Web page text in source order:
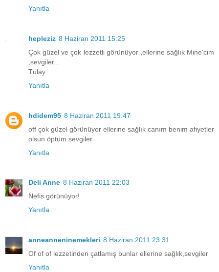
Yanıtla
hepleziz 8 Haziran 2011 15:25
Çok güzel ve çok lezzetli görünüyor ,ellerine sağlık Mine'cim
,sevgiler...
Tülay
Yanıtla
hdidem95 8 Haziran 2011 19:47
off çok güzel görünüyor ellerine sağlık canım benim afiyetler
olsun öptüm sevgiler
Yanıtla
Deli Anne 8 Haziran 2011 22:03
Nefis görünüyor!
Yanıtla
anneanneninemekleri 8 Haziran 2011 23:31
Of of of lezzetinden çatlamış bunlar ellerine sağlık,sevgiler
Yanıtla